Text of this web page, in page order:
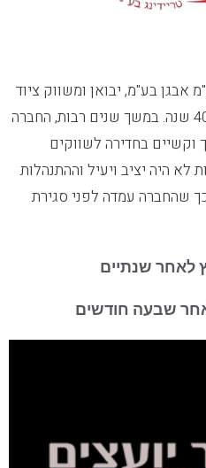
אבגן בע"מ, יבואן ומשווק ציוד
משרדי ותיק, נמצא בשוק מעל 40 שנה. במשך שנים רבות, החברה
וקשיים בחדירה לשווקים
היה יציב ויעיל וההתנהלות
שהחברה עמדה לפני סגירת
שבעה חודשים
לאחר שנתיים